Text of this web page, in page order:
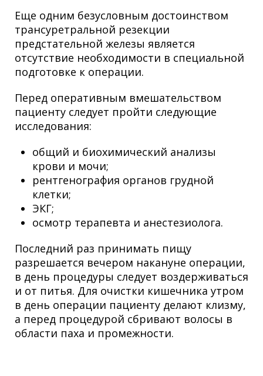
Еще одним безусловным достоинством
трансуретральной резекции
предстательной железы является
отсутствие необходимости в специальной
подготовке к операции.
Перед оперативным вмешательством
пациенту следует пройти следующие
исследования:
общий и биохимический анализы
крови и мочи;
рентгенография органов грудной
клетки;
ЭКГ;
осмотр терапевта и анестезиолога.
Последний раз принимать пищу
разрешается вечером накануне операции,
в день процедуры следует воздерживаться
и от питья. Для очистки кишечника утром
в день операции пациенту делают клизму,
а перед процедурой сбривают волосы в
области паха и промежности.